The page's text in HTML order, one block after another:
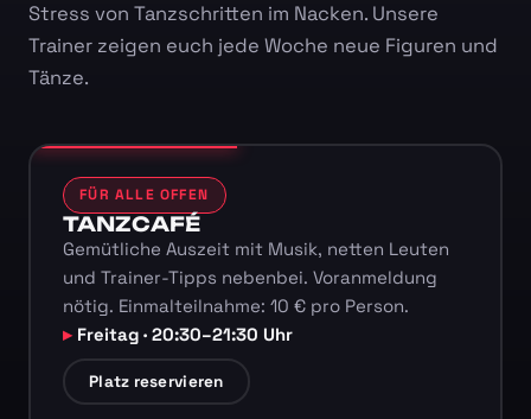
Stress von Tanzschritten im Nacken. Unsere
Trainer zeigen euch jede Woche neue Figuren und
Tänze.
FÜR ALLE OFFEN
TANZCAFÉ
Gemütliche Auszeit mit Musik, netten Leuten
und Trainer-Tipps nebenbei. Voranmeldung
nötig. Einmalteilnahme: 10 € pro Person.
Freitag · 20:30–21:30 Uhr
Platz reservieren